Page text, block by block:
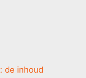
de inhoud